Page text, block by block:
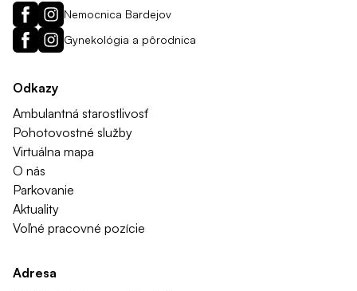
Nemocnica Bardejov
Gynekológia a pôrodnica
Odkazy
Ambulantná starostlivosť
Pohotovostné služby
Virtuálna mapa
O nás
Parkovanie
Aktuality
Voľné pracovné pozície
Adresa